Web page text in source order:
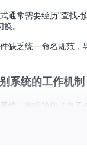
式通常需要经历"查找
。
件缺乏统一命名规范
系统的工作机制
统，彻底简化了电